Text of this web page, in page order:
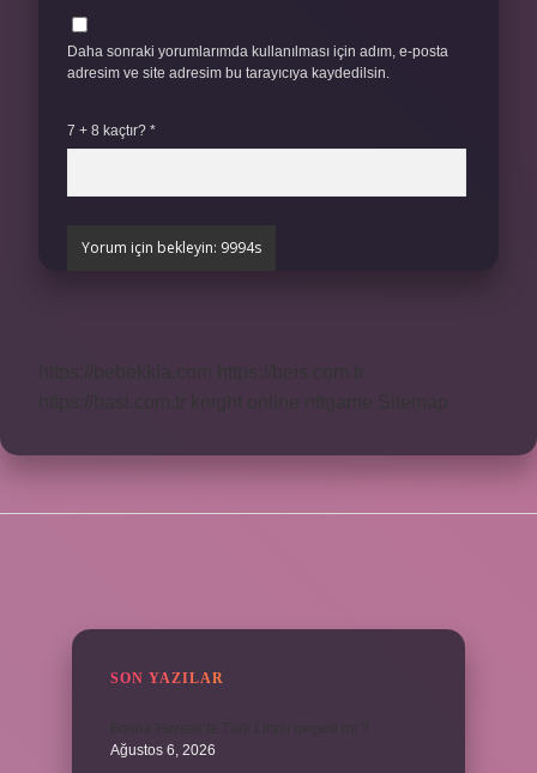
Daha sonraki yorumlarımda kullanılması için adım, e-posta
adresim ve site adresim bu tarayıcıya kaydedilsin.
7 + 8 kaçtır? *
SON YAZILAR
Ağustos 6, 2026